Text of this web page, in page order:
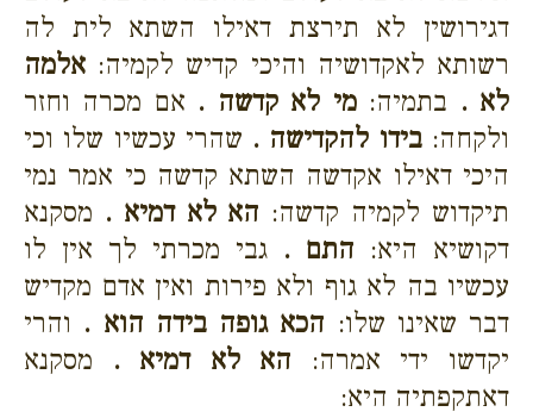
דגירושין לא תירצת דאילו השתא לית לה
רשותא לאקדושיה והיכי קדיש לקמיה: אלמה
לא . בתמיה:מי לא קדשה . אם מכרה וחזר
ולקחה:בידו להקדישה . שהרי עכשיו שלו וכי
היכי דאילו אקדשה השתא קדשה כי אמר נמי
תיקדוש לקמיה קדשה: הא לא דמיא . מסקנא
דקושיא היא: התם . גבי מכרתי לך אין לו
עכשיו בה לא גוף ולא פירות ואין אדם מקדיש
דבר שאינו שלו: הכא גופה בידה הוא . והרי
יקדשו ידי אמרה: הא לא דמיא . מסקנא
דאתקפתיה היא: